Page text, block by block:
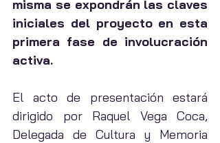
misma se expondrán las claves
iniciales del proyecto en esta
primera fase de involucración
activa.
El acto de presentación estará
dirigido por Raquel Vega Coca,
Delegada de Cultura y Memoria